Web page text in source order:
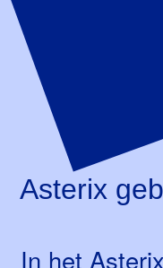
Asterix
In het